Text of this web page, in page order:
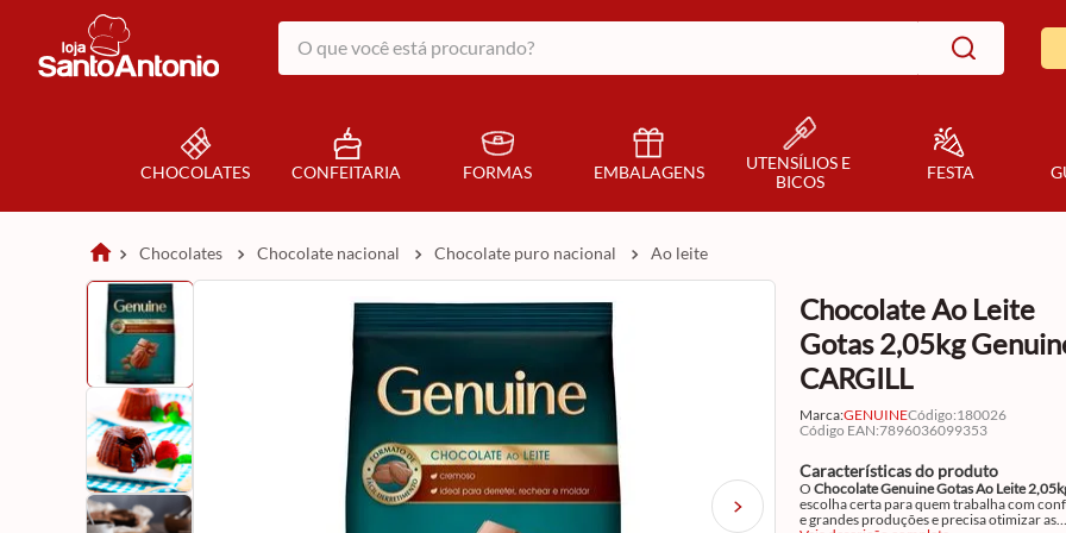
O que você está procurando?
CHOCOLATES CONFEITARIA FORMAS EMBALAGENS
UTENSÍLIOS E
BICOS
FESTA
chocolates chocolate nacional chocolate puro nacional ao leite
Chocolate Ao Leite
Gotas 2,05kg
CARGILL
Marca:GENUINECódigo:180026
Código EAN:7896036099353
Características do produto
O Chocolate Genuine Gotas Ao Leite
escolha certa para quem trabalha com
e grandes produções e precisa otimizar as